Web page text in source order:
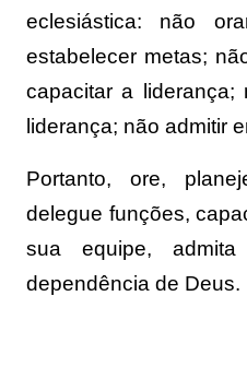
eclesiástica: não
estabelecer metas;
capacitar a
liderança; não admitir
Portanto, ore,
delegue funções,
sua equipe,
dependência de Deus.